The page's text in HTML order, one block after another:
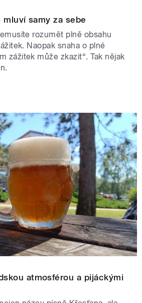
samy za sebe
rozumět plně obsahu
Naopak snaha o plné
zážitek může zkazit“. Tak nějak
atmosférou a pijáckými